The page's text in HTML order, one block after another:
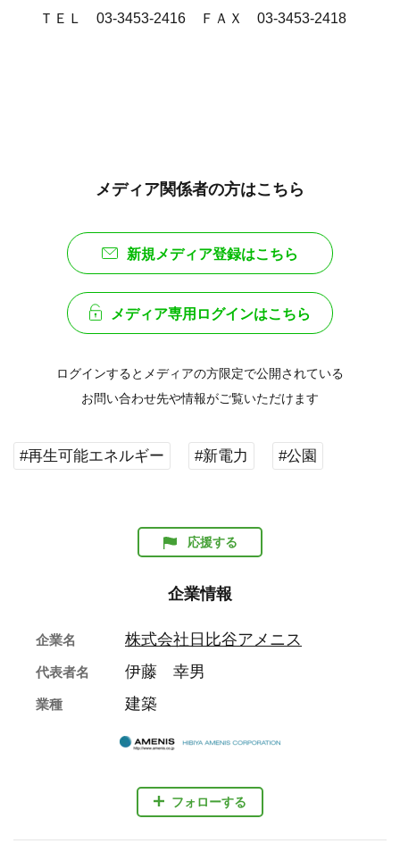
ＴＥＬ 03-3453-2416 ＦＡＸ 03-3453-2418
メディア関係者の方はこちら
新規メディア登録はこちら
メディア専用ログインはこちら
ログインするとメディアの方限定で公開されている
お問い合わせ先や情報がご覧いただけます
#再生可能エネルギー #新電力 #公園
応援する
企業情報
フォローする
企業名 株式会社日比谷アメニス
代表者名 伊藤 幸男
業種 建築